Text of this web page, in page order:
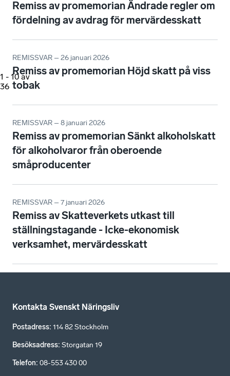
1 - 10 av
36
Remiss av promemorian Ändrade regler om
fördelning av avdrag för mervärdesskatt
REMISSVAR – 26 januari 2026
Remiss av promemorian Höjd skatt på viss
tobak
REMISSVAR – 8 januari 2026
Remiss av promemorian Sänkt alkoholskatt
för alkoholvaror från oberoende
småproducenter
REMISSVAR – 7 januari 2026
Remiss av Skatteverkets utkast till
ställningstagande - Icke-ekonomisk
verksamhet, mervärdesskatt
Kontakta Svenskt Näringsliv
Postadress: 114 82 Stockholm
Besöksadress: Storgatan 19
Telefon: 08-553 430 00